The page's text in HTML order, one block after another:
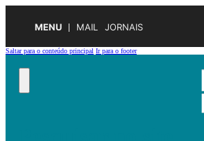
MENU MAIL JORNAIS
Saltar para o conteúdo principal Ir para o footer